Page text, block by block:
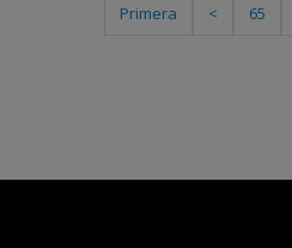
Primera < 65